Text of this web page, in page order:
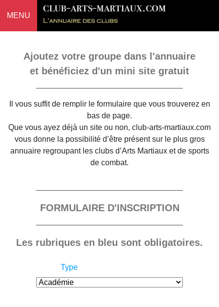
MENU
Ajoutez votre groupe dans l'annuaire
et bénéficiez d'un mini site gratuit
Il vous suffit de remplir le formulaire que vous trouverez en
bas de page.
Que vous ayez déjà un site ou non, club-arts-martiaux.com
vous donne la possibilité d’être présent sur le plus gros
annuaire regroupant les clubs d’Arts Martiaux et de sports
de combat.
FORMULAIRE D'INSCRIPTION
Les rubriques en bleu sont obligatoires.
Type